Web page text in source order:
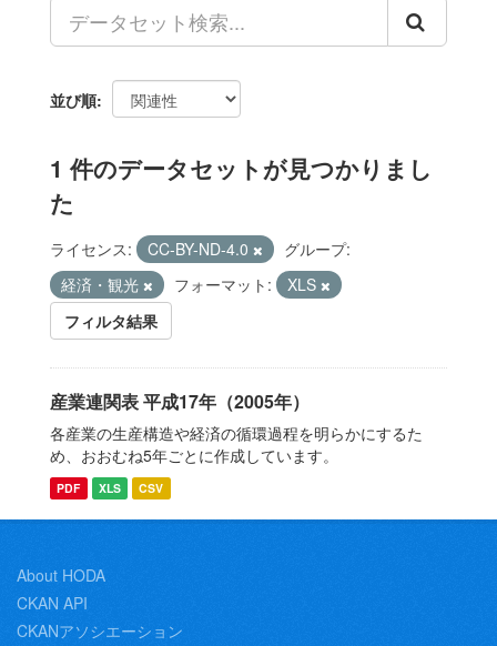
並び順
1 件のデータセットが見つかりまし
た
ライセンス: CC-BY-ND-4.0
グループ:
経済・観光
フォーマット:
XLS
フィルタ結果
産業連関表 平成17年（2005年）
各産業の生産構造や経済の循環過程を明らかにするた
め、おおむね5年ごとに作成しています。
PDF XLS CSV
About HODA
CKAN API
CKANアソシエーション